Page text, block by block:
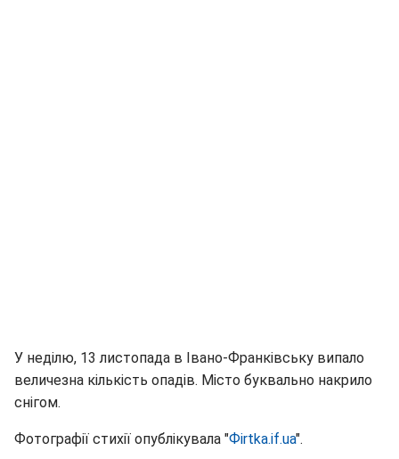
У неділю, 13 листопада в Івано-Франківську випало
величезна кількість опадів. Місто буквально накрило
снігом.
Фотографії стихії опублікувала "Фirtka.if.ua".